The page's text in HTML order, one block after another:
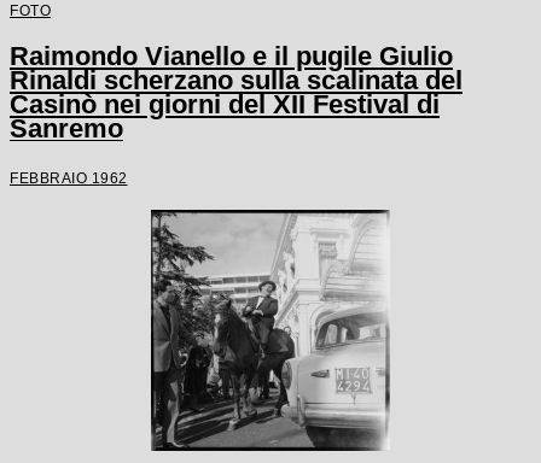
FOTO
Raimondo Vianello e il pugile Giulio
Rinaldi scherzano sulla scalinata del
Casinò nei giorni del XII Festival di
Sanremo
FEBBRAIO 1962